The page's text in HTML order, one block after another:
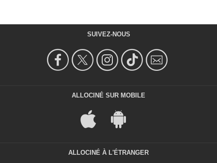
SUIVEZ-NOUS
ALLOCINÉ SUR MOBILE
ALLOCINÉ À L'ÉTRANGER